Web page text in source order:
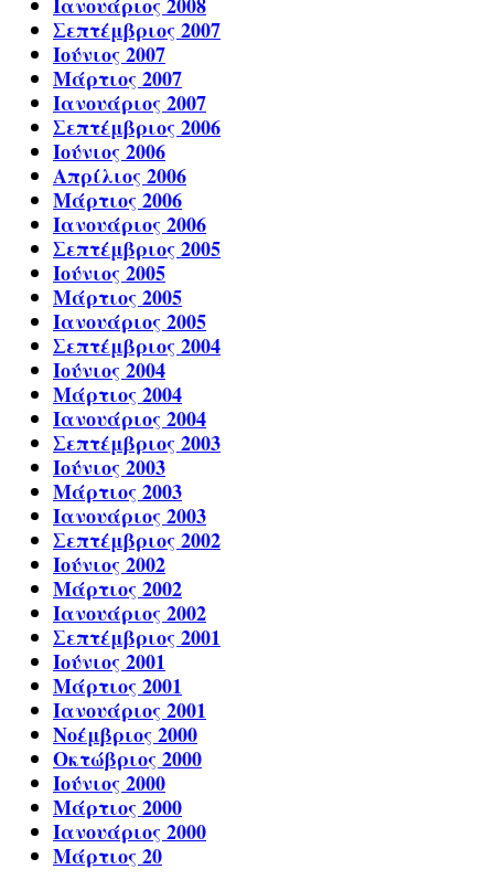
Σεπτέμβριος 2007
Ιούνιος 2007
Μάρτιος 2007
Ιανουάριος 2007
Σεπτέμβριος 2006
Ιούνιος 2006
Απρίλιος 2006
Μάρτιος 2006
Ιανουάριος 2006
Σεπτέμβριος 2005
Ιούνιος 2005
Μάρτιος 2005
Ιανουάριος 2005
Σεπτέμβριος 2004
Ιούνιος 2004
Μάρτιος 2004
Ιανουάριος 2004
Σεπτέμβριος 2003
Ιούνιος 2003
Μάρτιος 2003
Ιανουάριος 2003
Σεπτέμβριος 2002
Ιούνιος 2002
Μάρτιος 2002
Ιανουάριος 2002
Σεπτέμβριος 2001
Ιούνιος 2001
Μάρτιος 2001
Ιανουάριος 2001
Νοέμβριος 2000
Οκτώβριος 2000
Ιούνιος 2000
Μάρτιος 2000
Ιανουάριος 2000
Μάρτιος 20